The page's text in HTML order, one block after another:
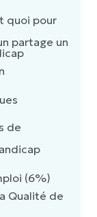
quoi pour
partage un
de
(6%)
Qualité de